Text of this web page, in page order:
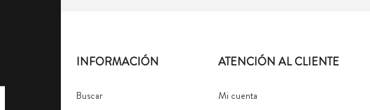
INFORMACIÓN
Buscar
ATENCIÓN AL CLIENTE
Mi cuenta